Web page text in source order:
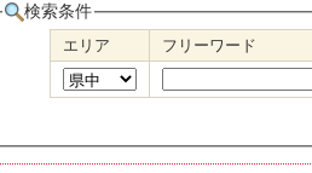
検索条件
エリア フリーワード